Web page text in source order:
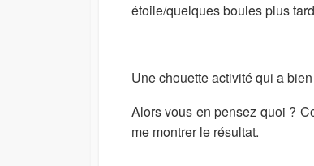
étoile/quelques boules plus
Une chouette activité qui a
Alors vous en pensez quoi ?
me montrer le résultat.